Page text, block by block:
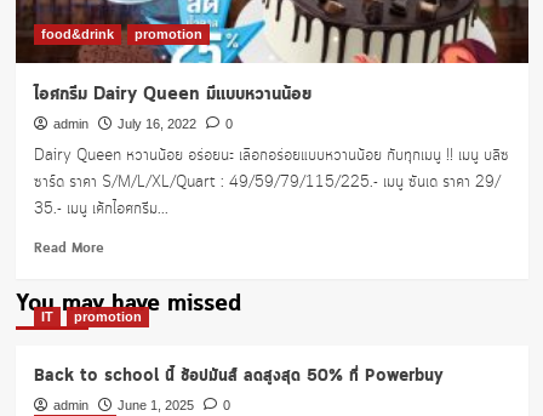
food&drink promotion
ไอศกรีม Dairy Queen มีแบบหวานน้อย
admin July 16, 2022 0
Dairy Queen หวานน้อย อร่อยนะ เลือกอร่อยแบบหวานน้อย กับทุกเมนู !! เมนู บลิซ
ซาร์ด ราคา S/M/L/XL/Quart : 49/59/79/115/225.- เมนู ซันเด ราคา 29/
35.- เมนู เค้กไอศกรีม...
Read MoreRead
about
ไอศกรีม
มี
แบบ
You may have missed
IT promotion
Back to school นี้ ช้อปมันส์ ลดสูงสุด 50% ที่ Powerbuy
admin June 1, 2025
0